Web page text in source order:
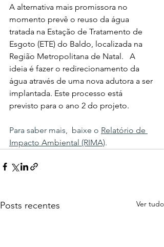
A alternativa mais promissora no
momento prevê o reuso da água
tratada na Estação de Tratamento de
Esgoto (ETE) do Baldo, localizada na
Região Metropolitana de Natal.⠀A
ideia é fazer o redirecionamento da
água através de uma nova adutora a ser
implantada. Este processo está
previsto para o ano 2 do projeto.⠀
Para saber mais,  baixe o Relatório de
Impacto Ambiental (RIMA).⠀
Posts recentes Ver tudo